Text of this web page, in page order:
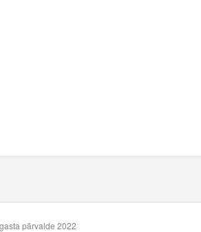
pārvalde 2022